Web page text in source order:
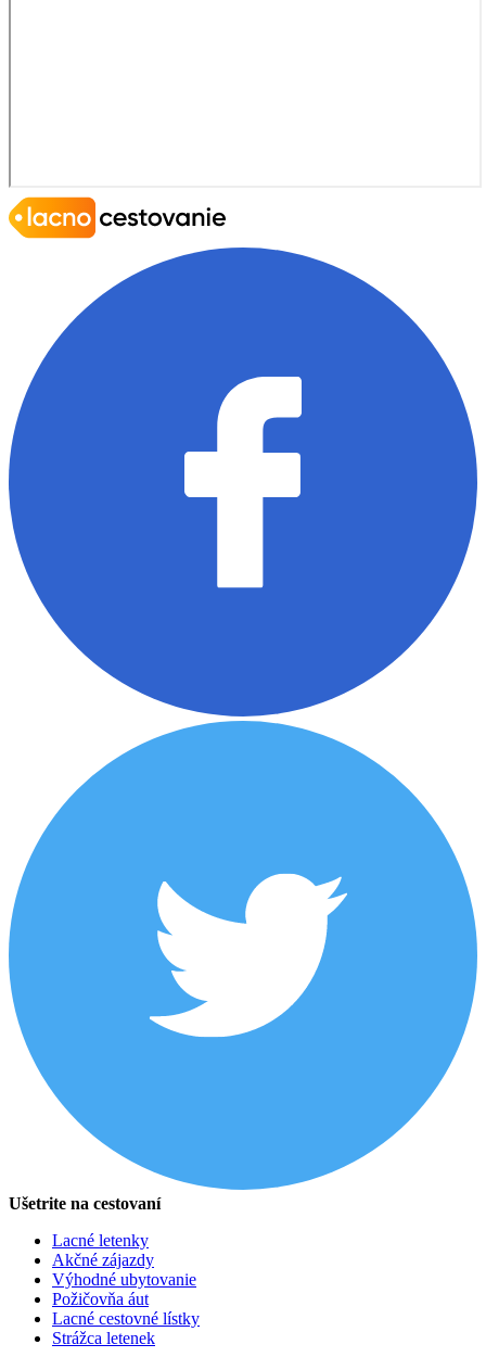
Ušetrite na cestovaní
Lacné letenky
Akčné zájazdy
Výhodné ubytovanie
Požičovňa áut
Lacné cestovné lístky
Strážca letenek